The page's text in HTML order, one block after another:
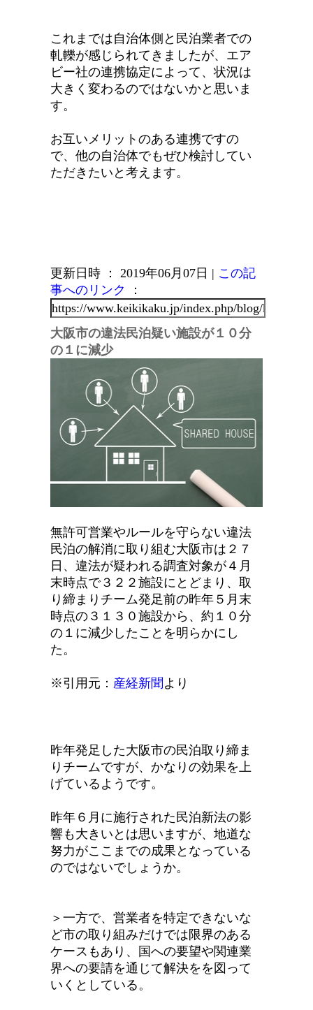
これまでは自治体側と民泊業者での
軋轢が感じられてきましたが、エア
ビー社の連携協定によって、状況は
大きく変わるのではないかと思いま
す。
お互いメリットのある連携ですの
で、他の自治体でもぜひ検討してい
ただきたいと考えます。
更新日時 ： 2019年06月07日 | この記
事へのリンク
：
大阪市の違法民泊疑い施設が１０分
の１に減少
無許可営業やルールを守らない違法
民泊の解消に取り組む大阪市は２７
日、違法が疑われる調査対象が４月
末時点で３２２施設にとどまり、取
り締まりチーム発足前の昨年５月末
時点の３１３０施設から、約１０分
の１に減少したことを明らかにし
た。
※引用元： 産経新聞 より
昨年発足した大阪市の民泊取り締ま
りチームですが、かなりの効果を上
げているようです。
昨年６月に施行された民泊新法の影
響も大きいとは思いますが、地道な
努力がここまでの成果となっている
のではないでしょうか。
＞一方で、営業者を特定できないな
ど市の取り組みだけでは限界のある
ケースもあり、国への要望や関連業
界への要請を通じて解決をを図って
いくとしている。